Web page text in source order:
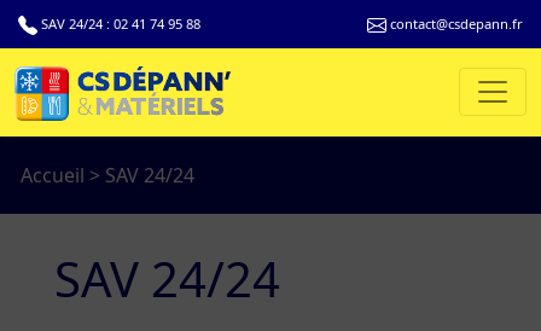
SAV 24/24 : 02 41 74 95 88 contact@csdepann.fr
Accueil > SAV 24/24
SAV 24/24